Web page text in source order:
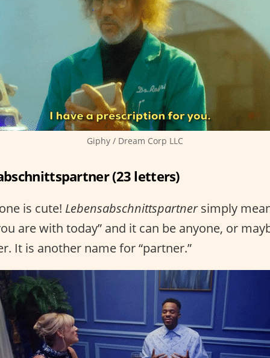
Giphy / Dream Corp LLC
(23 letters)
is cute! Lebensabschnittspartnersimply
are with today” and it can be anyone, or
It is another name for “partner.”